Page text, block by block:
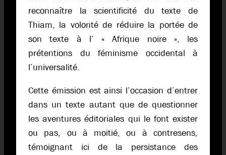
reconnaître la scientificité du texte de
Thiam, la volonté de réduire la portée de
son texte à l’ « Afrique noire », les
prétentions du féminisme occidental à
l’universalité.
Cette émission est ainsi l’occasion d’entrer
dans un texte autant que de questionner
les aventures éditoriales qui le font exister
ou pas, ou à moitié, ou à contresens,
témoignant ici de la persistance des